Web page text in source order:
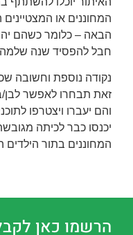
המחוננים או
הבאה – כלומר כשהם
חבל להפסיד שנה
נקודה נוספת וחשובה
זאת תבחרו לאפשר
והם יעברו ויצטרפו
יכנסו כבר לכיתה
המחוננים בתור
הרשמו כאן